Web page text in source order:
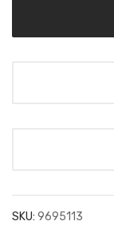
SKU: 9695113